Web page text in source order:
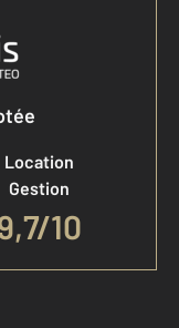
Location
Gestion
10